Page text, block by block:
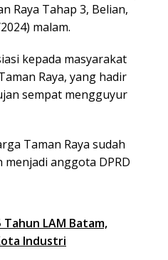
Raya Tahap 3, Belian,
malam.
kepada masyarakat
Raya, yang hadir
sempat mengguyur
Taman Raya sudah
anggota DPRD
Tahun LAM Batam,
Industri